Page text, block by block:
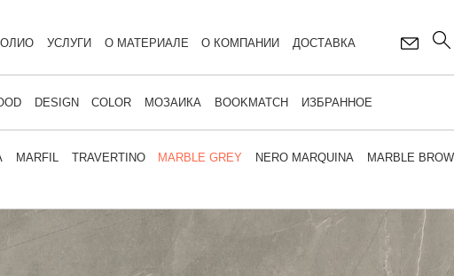
MARFIL TRAVERTINO MARBLE GREY NERO MARQUINA MARBLE
DESIGN COLOR МОЗАИКА BOOKMATCH ИЗБРАННОЕ
УСЛУГИ О МАТЕРИАЛЕ О КОМПАНИИ ДОСТАВКА